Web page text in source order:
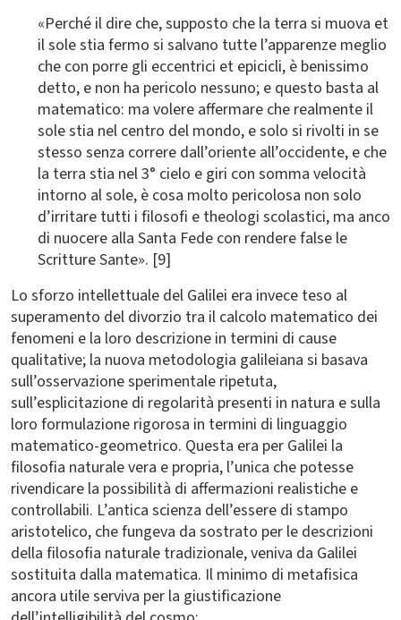
«Perché il dire che, supposto che la terra si muova et
il sole stia fermo si salvano tutte l’apparenze meglio
che con porre gli eccentrici et epicicli, è benissimo
detto, e non ha pericolo nessuno; e questo basta al
matematico: ma volere affermare che realmente il
sole stia nel centro del mondo, e solo si rivolti in se
stesso senza correre dall’oriente all’occidente, e che
la terra stia nel 3° cielo e giri con somma velocità
intorno al sole, è cosa molto pericolosa non solo
d’irritare tutti i filosofi e theologi scolastici, ma anco
di nuocere alla Santa Fede con rendere false le
Scritture Sante». [9]
Lo sforzo intellettuale del Galilei era invece teso al
superamento del divorzio tra il calcolo matematico dei
fenomeni e la loro descrizione in termini di cause
qualitative; la nuova metodologia galileiana si basava
sull’osservazione sperimentale ripetuta,
sull’esplicitazione di regolarità presenti in natura e sulla
loro formulazione rigorosa in termini di linguaggio
matematico-geometrico. Questa era per Galilei la
filosofia naturale vera e propria, l’unica che potesse
rivendicare la possibilità di affermazioni realistiche e
controllabili. L’antica scienza dell’essere di stampo
aristotelico, che fungeva da sostrato per le descrizioni
della filosofia naturale tradizionale, veniva da Galilei
sostituita dalla matematica. Il minimo di metafisica
ancora utile serviva per la giustificazione